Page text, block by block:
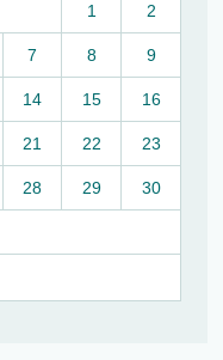
1 2
7 8 9
14 15 16
21 22 23
28 29 30